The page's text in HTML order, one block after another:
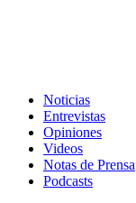
Noticias
Entrevistas
Opiniones
Videos
Notas de Prensa
Podcasts